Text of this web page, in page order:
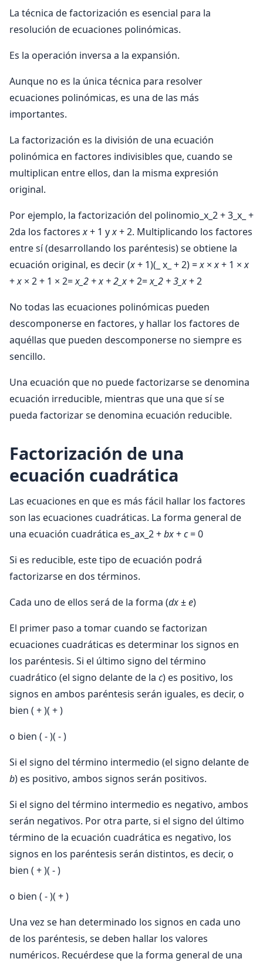
La técnica de factorización es esencial para la
resolución de ecuaciones polinómicas.
Es la operación inversa a la expansión.
Aunque no es la única técnica para resolver
ecuaciones polinómicas, es una de las más
importantes.
La factorización es la división de una ecuación
polinómica en factores indivisibles que, cuando se
multiplican entre ellos, dan la misma expresión
original.
Por ejemplo, la factorización del polinomio_x_2 + 3_x_ +
2da los factoresx+ 1 yx+ 2. Multiplicando los factores
entre sí (desarrollando los paréntesis) se obtiene la
ecuación original, es decir (x+ 1)(_ x_ + 2) =x ×x+ 1 ×x
+x × 2 + 1 × 2=x_2 +x + 2_x+ 2=x_2 + 3_x+ 2
No todas las ecuaciones polinómicas pueden
descomponerse en factores, y hallar los factores de
aquéllas que pueden descomponerse no siempre es
sencillo.
Una ecuación que no puede factorizarse se denomina
ecuación irreducible, mientras que una que sí se
pueda factorizar se denomina ecuación reducible.
Factorización de una
ecuación cuadrática
Las ecuaciones en que es más fácil hallar los factores
son las ecuaciones cuadráticas. La forma general de
una ecuación cuadrática es_ax_2 +bx+c= 0
Si es reducible, este tipo de ecuación podrá
factorizarse en dos términos.
Cada uno de ellos será de la forma (dx±e)
El primer paso a tomar cuando se factorizan
ecuaciones cuadráticas es determinar los signos en
los paréntesis. Si el último signo del término
cuadrático (el signo delante de la c) es positivo, los
signos en ambos paréntesis serán iguales, es decir, o
bien ( + )( + )
o bien ( - )( - )
Si el signo del término intermedio (el signo delante de
b) es positivo, ambos signos serán positivos.
Si el signo del término intermedio es negativo, ambos
serán negativos. Por otra parte, si el signo del último
término de la ecuación cuadrática es negativo, los
signos en los paréntesis serán distintos, es decir, o
bien ( + )( - )
o bien ( - )( + )
Una vez se han determinado los signos en cada uno
de los paréntesis, se deben hallar los valores
numéricos. Recuérdese que la forma general de una